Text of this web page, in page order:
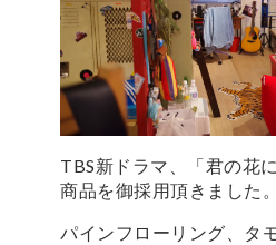
TBS新ドラマ、「君の花
商品を御採用頂きました。
パインフローリング、タ